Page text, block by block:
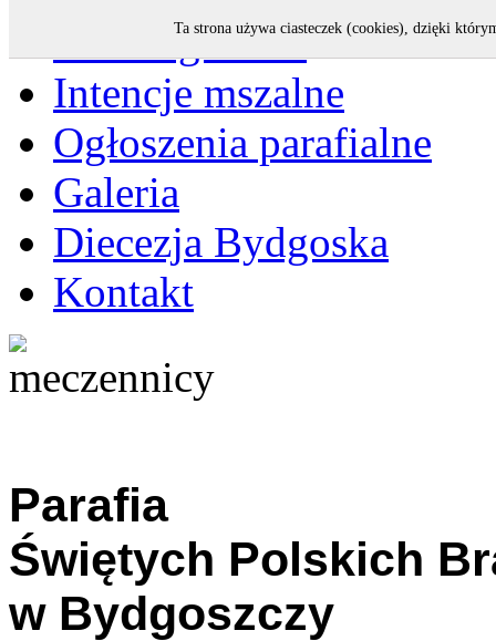
Strona główna
Intencje mszalne
Ogłoszenia parafialne
Galeria
Diecezja Bydgoska
Kontakt
Parafia
Świętych Polskich
w Bydgoszczy
Ta strona używa ciasteczek (cookies), dzięki